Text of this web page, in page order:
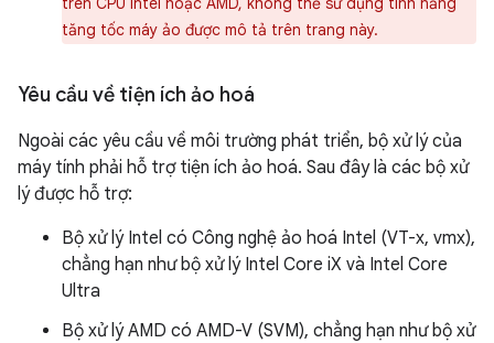
tăng tốc máy ảo được mô tả trên trang này.
Yêu cầu về tiện ích ảo hoá
Ngoài các yêu cầu về môi trường phát triển, bộ xử lý của
máy tính phải hỗ trợ tiện ích ảo hoá. Sau đây là các bộ xử
lý được hỗ trợ:
Bộ xử lý Intel có Công nghệ ảo hoá Intel (VT-x, vmx),
chẳng hạn như bộ xử lý Intel Core iX và Intel Core
Ultra
Bộ xử lý AMD có AMD-V (SVM), chẳng hạn như bộ xử